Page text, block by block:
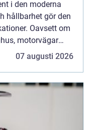
i den moderna
hållbarhet gör den
Oavsett om
motorvägar
07 augusti 2026